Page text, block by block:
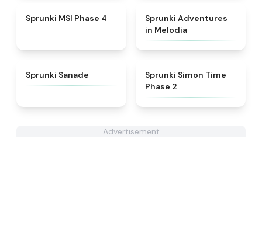
★4.6
Sprunki MSI Phase 4
Sprunki Adventures
in Melodia
Sprunki Sanade
Sprunki Simon Time
Phase 2
Advertisement